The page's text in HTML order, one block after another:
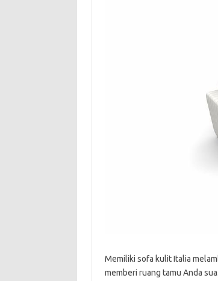
Memiliki sofa kulit Italia
memberi ruang tamu Anda